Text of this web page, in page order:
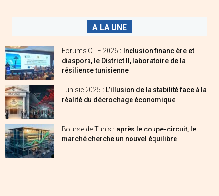
A LA UNE
Forums OTE 2026 : Inclusion financière et
diaspora, le District II, laboratoire de la
résilience tunisienne
Tunisie 2025 : L’illusion de la stabilité face à la
réalité du décrochage économique
Bourse de Tunis : après le coupe-circuit, le
marché cherche un nouvel équilibre